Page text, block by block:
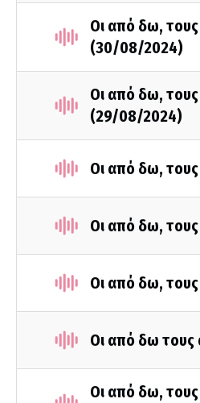
Οι από δω, τους
(30/08/2024)
Οι από δω, τους
(29/08/2024)
Οι από δω,
Οι από δω,
Οι από δω,
Οι από δω
Οι από δω, τους